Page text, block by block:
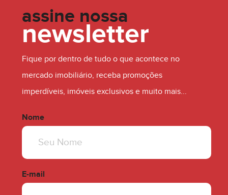
assine nossa
newsletter
Fique por dentro de tudo o que acontece no
mercado imobiliário, receba promoções
imperdíveis, imóveis exclusivos e muito mais...
Nome
E-mail